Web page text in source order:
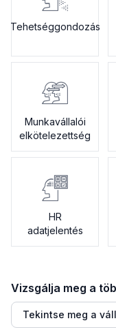
Tehetséggondozás
Munkavállalói
elkötelezettség
HR
adatjelentés
Vizsgálja meg a
Tekintse meg a